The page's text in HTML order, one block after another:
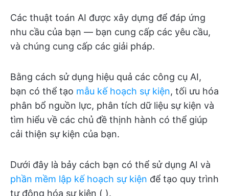
Các thuật toán AI được xây dựng để đáp ứng
nhu cầu của bạn — bạn cung cấp các yêu cầu,
và chúng cung cấp các giải pháp.
Bằng cách sử dụng hiệu quả các công cụ AI,
bạn có thể tạo mẫu kế hoạch sự kiện, tối ưu hóa
phân bổ nguồn lực, phân tích dữ liệu sự kiện và
tìm hiểu về các chủ đề thịnh hành có thể giúp
cải thiện sự kiện của bạn.
Dưới đây là bảy cách bạn có thể sử dụng AI và
phần mềm lập kế hoạch sự kiện để tạo quy trình
tự động hóa sự kiện ( ).